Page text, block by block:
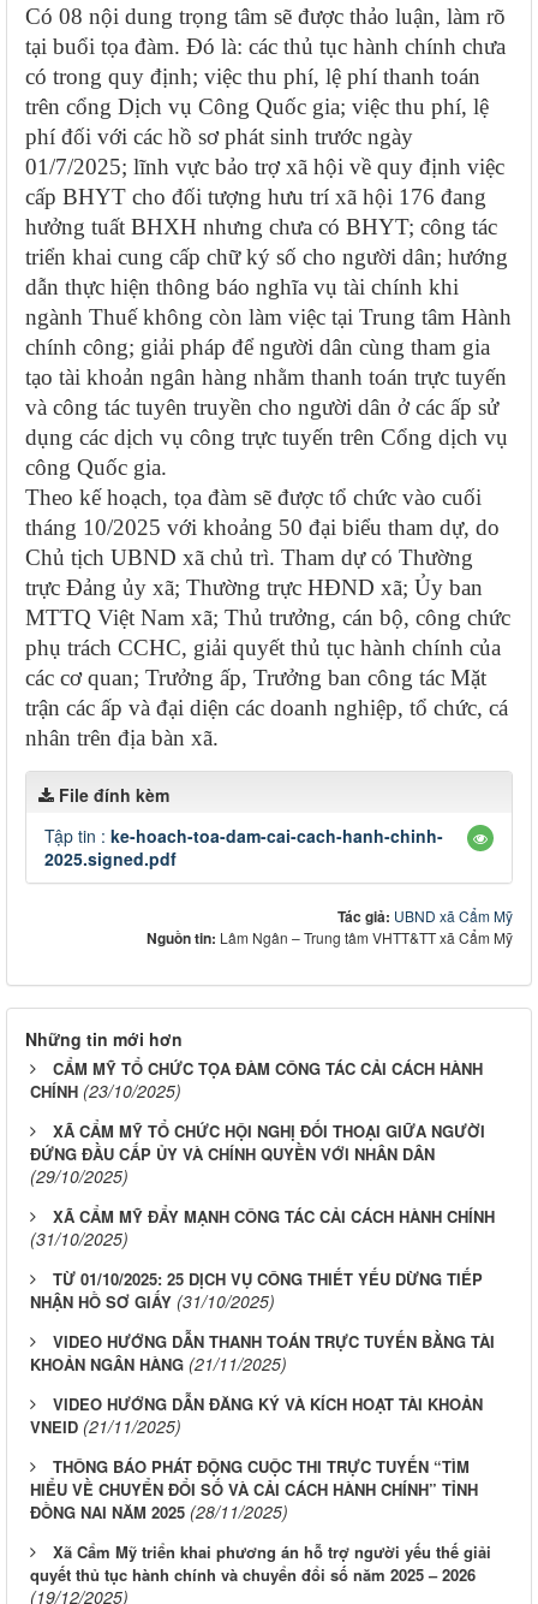
Có 08 nội dung trọng tâm sẽ được thảo luận, làm rõ
tại buổi tọa đàm. Đó là: các thủ tục hành chính chưa
có trong quy định; việc thu phí, lệ phí thanh toán
trên cổng Dịch vụ Công Quốc gia; việc thu phí, lệ
phí đối với các hồ sơ phát sinh trước ngày
01/7/2025; lĩnh vực bảo trợ xã hội về quy định việc
cấp BHYT cho đối tượng hưu trí xã hội 176 đang
hưởng tuất BHXH nhưng chưa có BHYT; công tác
triển khai cung cấp chữ ký số cho người dân; hướng
dẫn thực hiện thông báo nghĩa vụ tài chính khi
ngành Thuế không còn làm việc tại Trung tâm Hành
chính công; giải pháp để người dân cùng tham gia
tạo tài khoản ngân hàng nhằm thanh toán trực tuyến
và công tác tuyên truyền cho người dân ở các ấp sử
dụng các dịch vụ công trực tuyến trên Cổng dịch vụ
công Quốc gia.
Theo kế hoạch, tọa đàm sẽ được tổ chức vào cuối
tháng 10/2025 với khoảng 50 đại biểu tham dự, do
Chủ tịch UBND xã chủ trì. Tham dự có Thường
trực Đảng ủy xã; Thường trực HĐND xã; Ủy ban
MTTQ Việt Nam xã; Thủ trưởng, cán bộ, công chức
phụ trách CCHC, giải quyết thủ tục hành chính của
các cơ quan; Trưởng ấp, Trưởng ban công tác Mặt
trận các ấp và đại diện các doanh nghiệp, tổ chức, cá
nhân trên địa bàn xã.
File đính kèm
Tập tin : ke-hoach-toa-dam-cai-cach-hanh-chinh-
2025.signed.pdf
Tác giả: UBND xã Cẩm Mỹ
Nguồn tin: Lâm Ngân – Trung tâm VHTT&TT xã Cẩm Mỹ
Những tin mới hơn
CẨM MỸ TỔ CHỨC TỌA ĐÀM CÔNG TÁC CẢI CÁCH HÀNH
CHÍNH (23/10/2025)
XÃ CẨM MỸ TỔ CHỨC HỘI NGHỊ ĐỐI THOẠI GIỮA NGƯỜI
ĐỨNG ĐẦU CẤP ỦY VÀ CHÍNH QUYỀN VỚI NHÂN DÂN
(29/10/2025)
XÃ CẨM MỸ ĐẨY MẠNH CÔNG TÁC CẢI CÁCH HÀNH CHÍNH
(31/10/2025)
TỪ 01/10/2025: 25 DỊCH VỤ CÔNG THIẾT YẾU DỪNG TIẾP
NHẬN HỒ SƠ GIẤY (31/10/2025)
VIDEO HƯỚNG DẪN THANH TOÁN TRỰC TUYẾN BẰNG TÀI
KHOẢN NGÂN HÀNG (21/11/2025)
VIDEO HƯỚNG DẪN ĐĂNG KÝ VÀ KÍCH HOẠT TÀI KHOẢN
VNEID (21/11/2025)
THÔNG BÁO PHÁT ĐỘNG CUỘC THI TRỰC TUYẾN “TÌM
HIỂU VỀ CHUYỂN ĐỔI SỐ VÀ CẢI CÁCH HÀNH CHÍNH” TỈNH
ĐỒNG NAI NĂM 2025 (28/11/2025)
Xã Cẩm Mỹ triển khai phương án hỗ trợ người yếu thế giải
quyết thủ tục hành chính và chuyển đổi số năm 2025 – 2026
(19/12/2025)